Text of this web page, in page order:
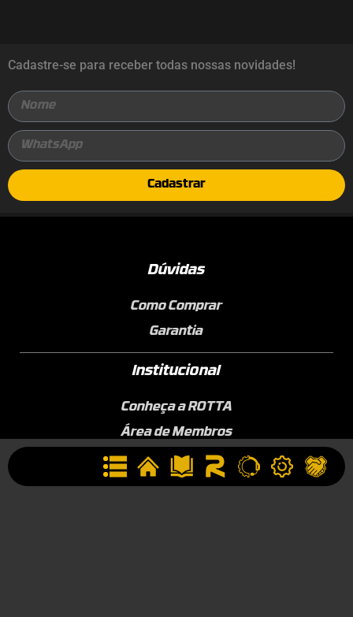
Cadastre-se para receber todas nossas novidades!
Cadastrar
Dúvidas
Como Comprar
Garantia
Institucional
Conheça a ROTTA
Área de Membros
Sobre a Empresa